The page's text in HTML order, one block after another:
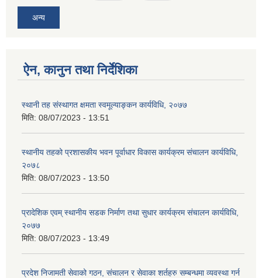
अन्य
ऐन, कानुन तथा निर्देशिका
स्थानी तह संस्थागत क्षमता स्वमूल्याङ्कन कार्यविधि, २०७७
मिति: 08/07/2023 - 13:51
स्थानीय तहको प्रशासकीय भवन पूर्वाधार विकास कार्यक्रम संचालन कार्यविधि,
२०७८
मिति: 08/07/2023 - 13:50
प्रादेशिक एवम् स्थानीय सडक निर्माण तथा सुधार कार्यक्रम संचालन कार्यविधि,
२०७७
मिति: 08/07/2023 - 13:49
प्रदेश निजामती सेवाको गठन, संचालन र सेवाका शर्तहरु सम्बन्धमा व्यवस्था गर्न